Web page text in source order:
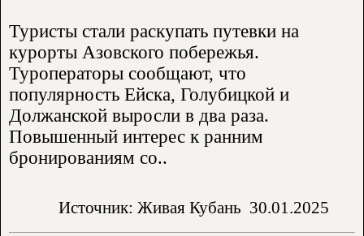
Туристы стали раскупать путевки на
курорты Азовского побережья.
Туроператоры сообщают, что
популярность Ейска, Голубицкой и
Должанской выросли в два раза.
Повышенный интерес к ранним
бронированиям со..
Источник: Живая Кубань 30.01.2025